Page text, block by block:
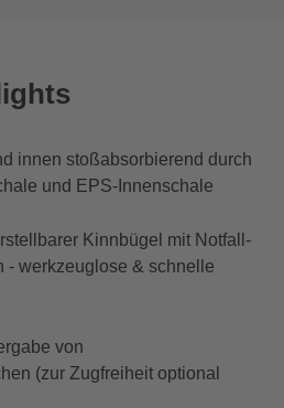
innen stoßabsorbierend durch
und EPS-Innenschale
Kinnbügel mit Notfall-
- werkzeuglose & schnelle
von
(zur Zugfreiheit optional